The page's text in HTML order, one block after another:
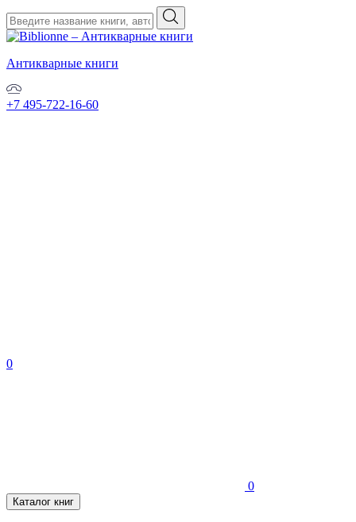
Антикварные книги
+7 495-722-16-60
0
0
Каталог книг